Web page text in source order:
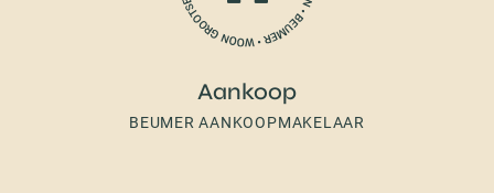
Aankoop
BEUMER AANKOOPMAKELAAR